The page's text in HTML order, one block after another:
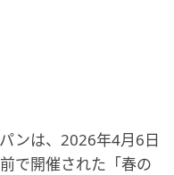
ンは、2026年4月6日
で開催された「春の